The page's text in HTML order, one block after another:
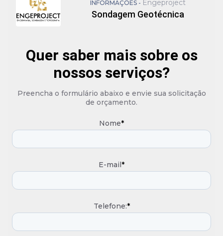
INFORMAÇÕES - Engeproject
Sondagem Geotécnica
Quer saber mais sobre os
nossos serviços?
Preencha o formulário abaixo e envie sua solicitação
de orçamento.
Nome*
E-mail*
Telefone:*